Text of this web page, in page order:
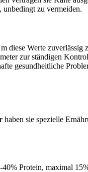
unbedingt zu vermeiden.
diese Werte zuverlässig
zur ständigen
gesundheitliche
haben sie spezielle
Protein, maximal